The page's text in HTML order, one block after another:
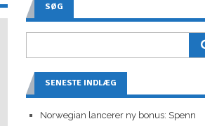
SØG
SENESTE INDLÆG
Norwegian lancerer ny bonus: Spenn